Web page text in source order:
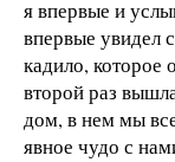
я впервые и
впервые увидел
кадило, которое
второй раз
дом, в нем мы
явное чудо с